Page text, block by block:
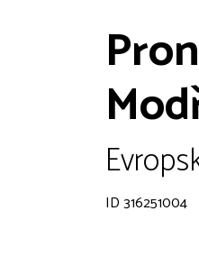
ID 316251004